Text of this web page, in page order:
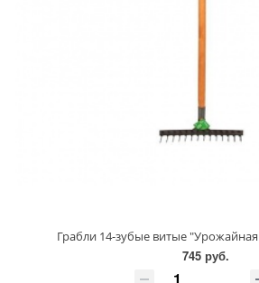
Грабли 14-зубые витые
745 руб.